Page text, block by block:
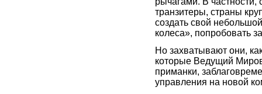
транзитеры, страны
создать свой
колеса», попробовать
Но захватывают они,
которые Ведущий
приманки,
управления на новой